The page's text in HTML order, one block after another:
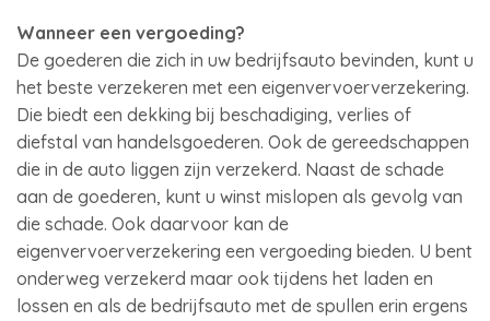
Wanneer een vergoeding?
De goederen die zich in uw bedrijfsauto bevinden, kunt u
het beste verzekeren met een eigenvervoerverzekering.
Die biedt een dekking bij beschadiging, verlies of
diefstal van handelsgoederen. Ook de gereedschappen
die in de auto liggen zijn verzekerd. Naast de schade
aan de goederen, kunt u winst mislopen als gevolg van
die schade. Ook daarvoor kan de
eigenvervoerverzekering een vergoeding bieden. U bent
onderweg verzekerd maar ook tijdens het laden en
lossen en als de bedrijfsauto met de spullen erin ergens